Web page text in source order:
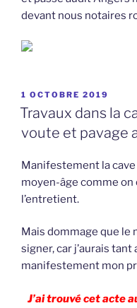
devant nous notaires
PUBLIÉ
LE
1 OCTOBRE 2019
Travaux dans la
voute et pavage
Manifestement la
moyen-âge comme
l’entretient.
Mais dommage que
signer, car j’aurais
manifestement mon
J’ai trouvé cet acte